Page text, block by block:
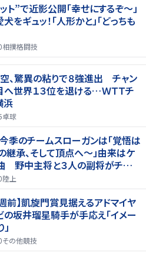
ト”で近影公開「幸せにするぞ〜」
をギュッ！「人形かと」「どっちも
相撲格闘技
空、驚異の粘りで８強進出 チャン
へ世界１３位を退ける…ＷＴＴチ
浜
卓球
今季のチームスローガンは「覚悟は
継承、そして頂点へ～」由来はケ
野中主将と３人の副将がチーム
宿特集第１弾、国学院大
陸上
前】凱旋門賞見据えるアドマイヤ
の坂井瑠星騎手が手応え「イメー
その他競技